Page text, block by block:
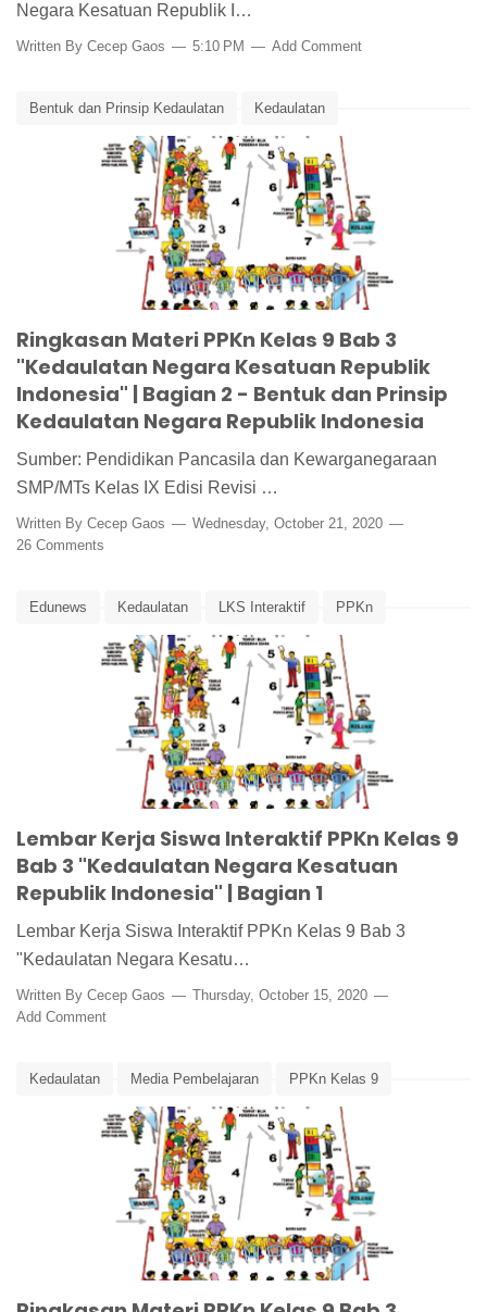
Negara Kesatuan Republik I…
Written By Cecep Gaos 5:10 PM Add Comment
Bentuk dan Prinsip Kedaulatan Kedaulatan
Media Pembelajaran Ringkasan Materi
Ringkasan Materi PPKn Ringkasan Materi PPKn Kelas 9 Bab 3
Ringkasan Materi PPKn Kelas 9 Bab 3
"Kedaulatan Negara Kesatuan Republik
Indonesia" | Bagian 2 - Bentuk dan Prinsip
Kedaulatan Negara Republik Indonesia
Sumber: Pendidikan Pancasila dan Kewarganegaraan
SMP/MTs Kelas IX Edisi Revisi …
Written By Cecep Gaos
Wednesday, October 21, 2020
26 Comments
Edunews Kedaulatan LKS Interaktif PPKn
PPKn Kelas 9 Teori Kedaulatan
Lembar Kerja Siswa Interaktif PPKn Kelas 9
Bab 3 "Kedaulatan Negara Kesatuan
Republik Indonesia" | Bagian 1
Lembar Kerja Siswa Interaktif PPKn Kelas 9 Bab 3
"Kedaulatan Negara Kesatu…
Written By Cecep Gaos
Thursday, October 15, 2020
Add Comment
Kedaulatan Media Pembelajaran PPKn Kelas 9
PPKn Kelas 9 Bab 3 Rangkuman Materi Ringkasan Materi